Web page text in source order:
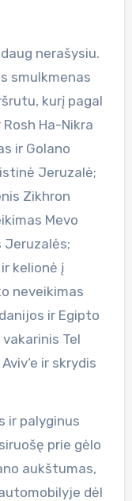
nerašysiu.
smulkmenas
kurį pagal
Ha-Nikra
ir Golano
Jeruzalė;
Zikhron
Mevo
Jeruzalės;
kelionė į
neveikimas
ir Egipto
Tel
ir skrydis
ir palyginus
prie gėlo
aukštumas,
dėl